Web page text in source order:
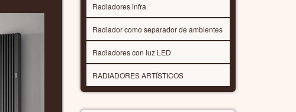
Radiadores infra
Radiador como separador de ambientes
Radiadores con luz LED
RADIADORES ARTÍSTICOS